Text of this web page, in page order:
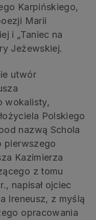
Karpińskiego,
Marii
i „Taniec na
Jeżewskiej.
utwór
wokalisty,
Polskiego
nazwą Schola
pierwszego
Kazimierza
z tomu
napisał ojciec
Ireneusz, z myślą
opracowania